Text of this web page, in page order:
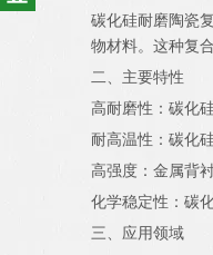
碳化硅耐磨陶瓷
物材料。这种复
二、主要特性
高耐磨性：碳化
耐高温性：碳化
高强度：金属背
化学稳定性：碳
三、应用领域